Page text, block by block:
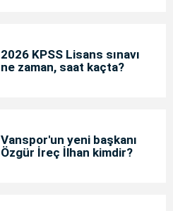
2026 KPSS Lisans sınavı
ne zaman, saat kaçta?
Vanspor'un yeni başkanı
Özgür İreç İlhan kimdir?